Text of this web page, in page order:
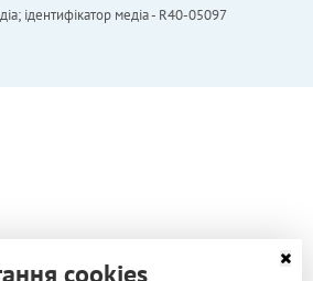
ідентифікатор медіа - R40-05097
cookies